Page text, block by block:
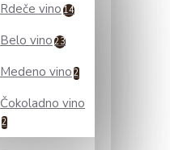
Rdeče vino 14
Belo vino 23
Medeno vino 2
Čokoladno vino
2